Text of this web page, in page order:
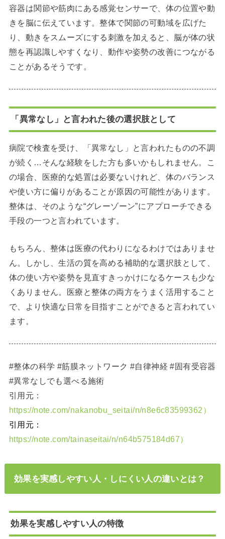
容器は関節や筋肉にある感覚センサーで、体の位置や動
きを脳に伝えています。整体で関節の可動域を広げた
り、動きをスムーズにする刺激を加えると、脳が体の状
態を再認識しやすくなり、動作や姿勢の改善につながる
ことがあるそうです。
「異常なし」と言われた後の選択肢として
病院で検査を受け、「異常なし」と言われたものの不調
が続く…そんな経験をした方も多いかもしれません。こ
の場合、医療的な処置は必要ないけれど、体のバランス
や使い方に偏りがあることが原因の可能性があります。
整体は、そのような“グレーゾーン”にアプローチできる
手段の一つと言われています。
もちろん、整体は医療の代わりになるわけではありませ
ん。しかし、生活の質を高める補助的な選択肢として、
体の使い方や姿勢を見直すきっかけになるケースも少な
くありません。医療と整体の両方をうまく活用すること
で、より快適な日常を目指すことができると言われてい
ます。
#整体の科学 #筋膜ネットワーク #自律神経 #固有受容器
#異常なしでも選べる施術
引用元：
https://note.com/nakanobu_seitai/n/n8e6c83599362）
引用元：
https://note.com/tainaseitai/n/n64b575184d67）
効果を実感しやすい人・しにくい人の違いとは？
効果を実感しやすい人の特徴